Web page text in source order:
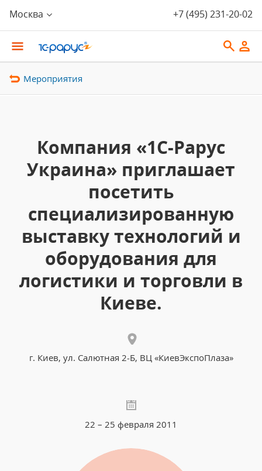
Москва +7 (495) 231-20-02
Мероприятия
Компания «1С-Рарус
Украина» приглашает
посетить
специализированную
выставку технологий и
оборудования для
логистики и торговли в
Киеве.
г. Киев, ул. Салютная 2-Б, ВЦ «КиевЭкспоПлаза»
22 – 25 февраля 2011